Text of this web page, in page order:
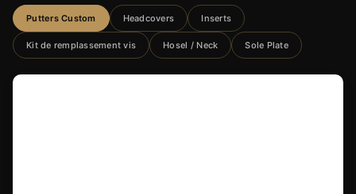
Putters Custom Headcovers Inserts
Kit de remplassement vis Hosel / Neck Sole Plate